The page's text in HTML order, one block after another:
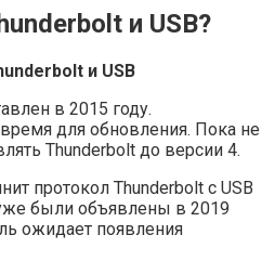
и USB?
и USB
в 2015 году.
для обновления. Пока не
Thunderbolt до версии 4.
протокол Thunderbolt с USB
были объявлены в 2019
ожидает появления